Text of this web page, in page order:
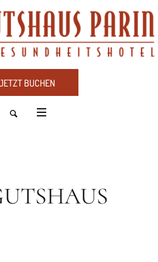
BUCHEN